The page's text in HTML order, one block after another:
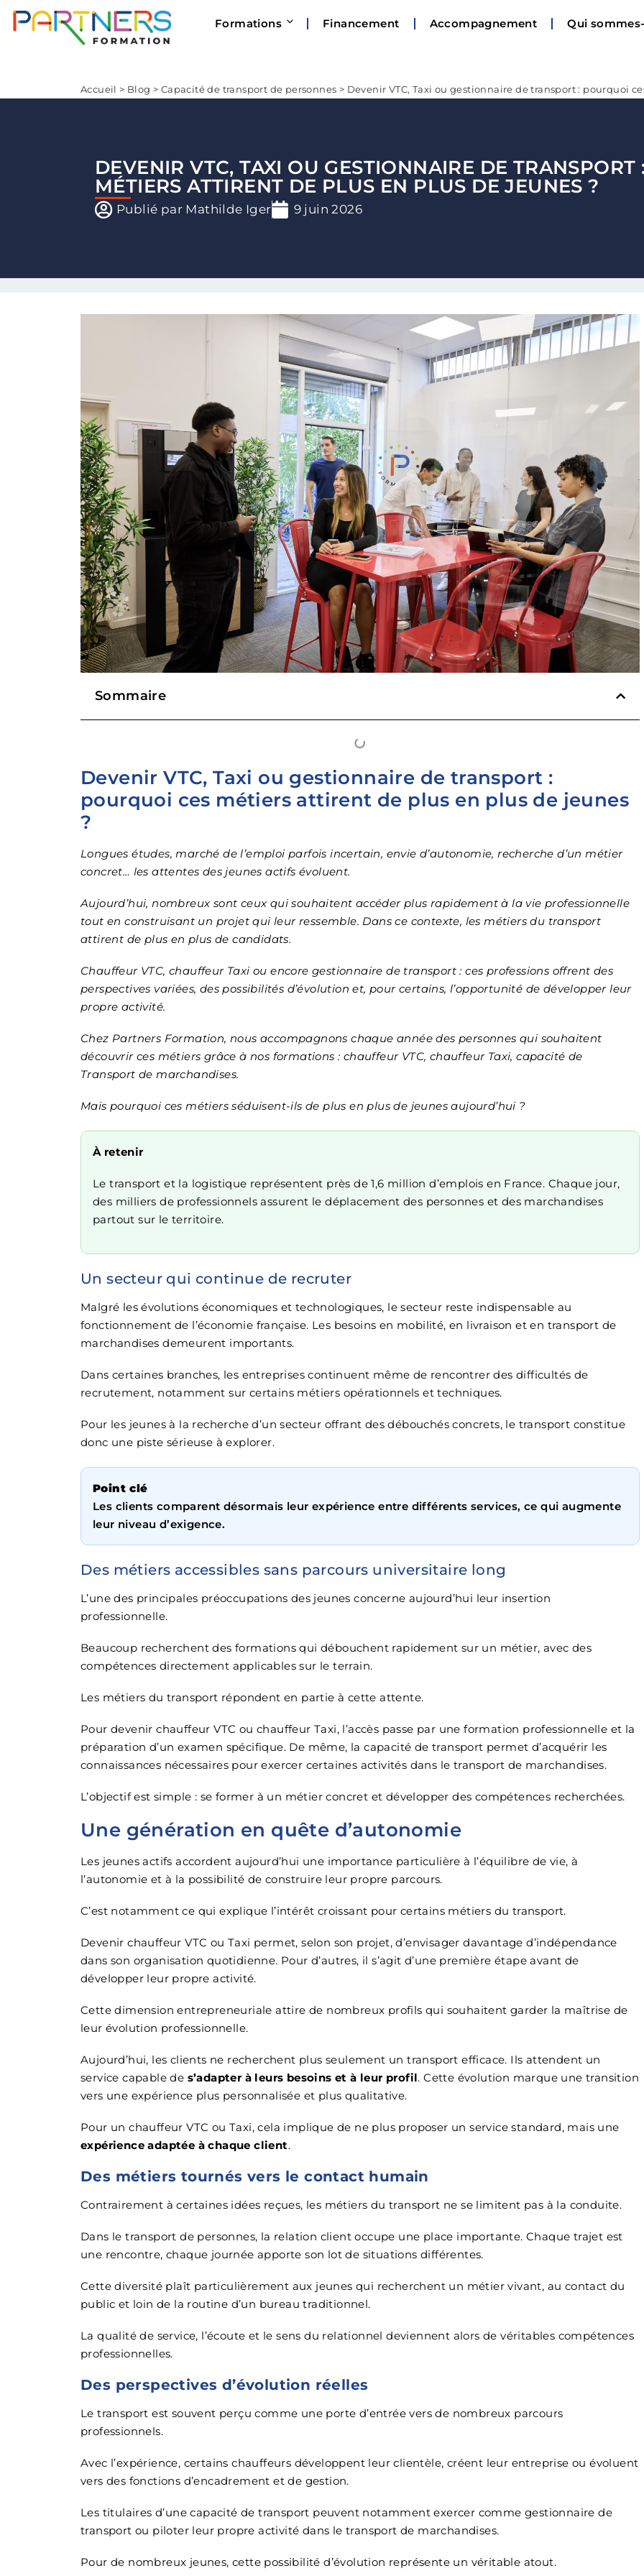
Formations Financement Accompagnement Qui
Accueil > Blog > Capacité de transport de personnes > Devenir VTC, Taxi ou gestionnaire de transport : pourquoi
DEVENIR VTC, TAXI OU GESTIONNAIRE DE
MÉTIERS ATTIRENT DE PLUS EN PLUS DE JEUNES ?
Publié par Mathilde Iger 9 juin 2026
4
Excellent rien
reprocher je
Sommaire
Devenir VTC, Taxi ou gestionnaire de transport :
pourquoi ces métiers attirent de plus en plus de jeunes
?
Longues études, marché de l’emploi parfois incertain, envie d’autonomie, recherche d’un métier
concret… les attentes des jeunes actifs évoluent.
Aujourd’hui, nombreux sont ceux qui souhaitent accéder plus rapidement à la vie professionnelle
tout en construisant un projet qui leur ressemble. Dans ce contexte, les métiers du transport
attirent de plus en plus de candidats.
Chauffeur VTC, chauffeur Taxi ou encore gestionnaire de transport : ces professions offrent des
perspectives variées, des possibilités d’évolution et, pour certains, l’opportunité de développer leur
propre activité.
Chez Partners Formation, nous accompagnons chaque année des personnes qui souhaitent
découvrir ces métiers grâce à nos formations : chauffeur VTC, chauffeur Taxi, capacité de
Transport de marchandises.
Mais pourquoi ces métiers séduisent-ils de plus en plus de jeunes aujourd’hui ?
À retenir
Le transport et la logistique représentent près de 1,6 million d’emplois en France. Chaque jour,
des milliers de professionnels assurent le déplacement des personnes et des marchandises
partout sur le territoire.
Un secteur qui continue de recruter
Malgré les évolutions économiques et technologiques, le secteur reste indispensable au
fonctionnement de l’économie française. Les besoins en mobilité, en livraison et en transport de
marchandises demeurent importants.
Dans certaines branches, les entreprises continuent même de rencontrer des difficultés de
recrutement, notamment sur certains métiers opérationnels et techniques.
Pour les jeunes à la recherche d’un secteur offrant des débouchés concrets, le transport constitue
donc une piste sérieuse à explorer.
Point clé
Les clients comparent désormais leur expérience entre différents services, ce qui augmente
leur niveau d’exigence.
Des métiers accessibles sans parcours universitaire long
L’une des principales préoccupations des jeunes concerne aujourd’hui leur insertion
professionnelle.
Beaucoup recherchent des formations qui débouchent rapidement sur un métier, avec des
compétences directement applicables sur le terrain.
Les métiers du transport répondent en partie à cette attente.
Pour devenir chauffeur VTC ou chauffeur Taxi, l’accès passe par une formation professionnelle et la
préparation d’un examen spécifique. De même, la capacité de transport permet d’acquérir les
connaissances nécessaires pour exercer certaines activités dans le transport de marchandises.
L’objectif est simple : se former à un métier concret et développer des compétences recherchées.
Une génération en quête d’autonomie
Les jeunes actifs accordent aujourd’hui une importance particulière à l’équilibre de vie, à
l’autonomie et à la possibilité de construire leur propre parcours.
C’est notamment ce qui explique l’intérêt croissant pour certains métiers du transport.
Devenir chauffeur VTC ou Taxi permet, selon son projet, d’envisager davantage d’indépendance
dans son organisation quotidienne. Pour d’autres, il s’agit d’une première étape avant de
développer leur propre activité.
Cette dimension entrepreneuriale attire de nombreux profils qui souhaitent garder la maîtrise de
leur évolution professionnelle.
Aujourd’hui, les clients ne recherchent plus seulement un transport efficace. Ils attendent un
service capable de s’adapter à leurs besoins et à leur profil. Cette évolution marque une transition
vers une expérience plus personnalisée et plus qualitative.
Pour un chauffeur VTC ou Taxi, cela implique de ne plus proposer un service standard, mais une
expérience adaptée à chaque client.
Des métiers tournés vers le contact humain
Contrairement à certaines idées reçues, les métiers du transport ne se limitent pas à la conduite.
Dans le transport de personnes, la relation client occupe une place importante. Chaque trajet est
une rencontre, chaque journée apporte son lot de situations différentes.
Cette diversité plaît particulièrement aux jeunes qui recherchent un métier vivant, au contact du
public et loin de la routine d’un bureau traditionnel.
La qualité de service, l’écoute et le sens du relationnel deviennent alors de véritables compétences
professionnelles.
Des perspectives d’évolution réelles
Le transport est souvent perçu comme une porte d’entrée vers de nombreux parcours
professionnels.
Avec l’expérience, certains chauffeurs développent leur clientèle, créent leur entreprise ou évoluent
vers des fonctions d’encadrement et de gestion.
Les titulaires d’une capacité de transport peuvent notamment exercer comme gestionnaire de
transport ou piloter leur propre activité dans le transport de marchandises.
Pour de nombreux jeunes, cette possibilité d’évolution représente un véritable atout.